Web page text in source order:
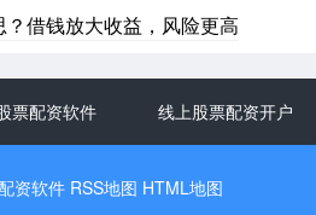
借钱放大收益，风险更高
票配资软件 线上股票配资开户
资软件 RSS地图 HTML地图